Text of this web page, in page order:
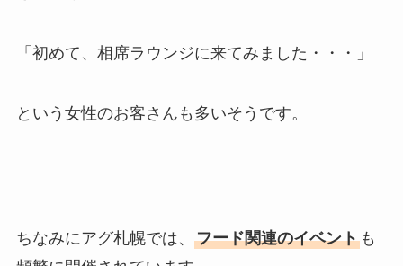
「初めて、相席ラウンジに来てみました・・・」
という女性のお客さんも多いそうです。
ちなみにアグ札幌では、 フード関連のイベントも